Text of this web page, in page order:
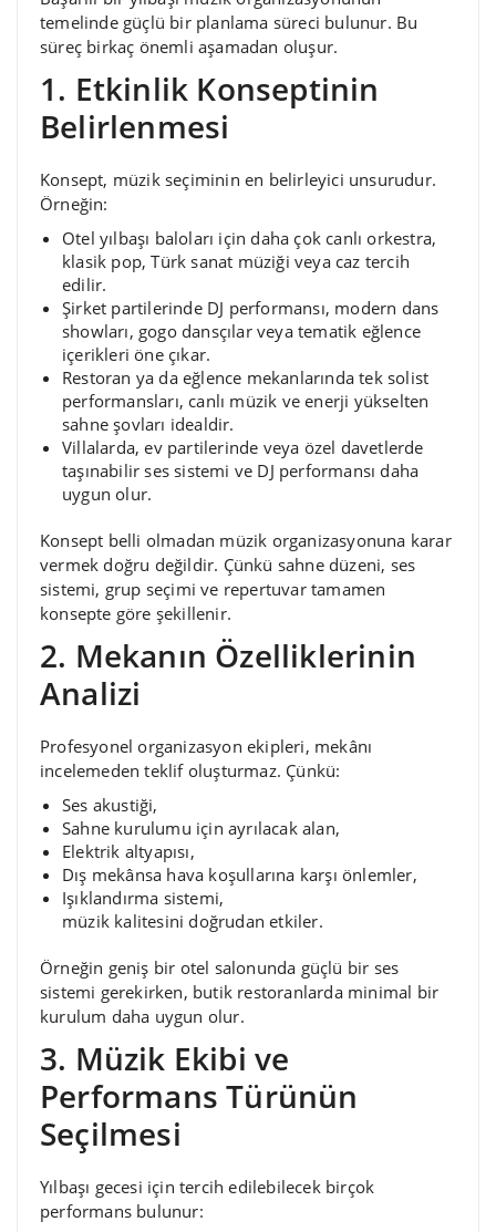
temelinde güçlü bir planlama süreci bulunur. Bu
süreç birkaç önemli aşamadan oluşur.
1. Etkinlik Konseptinin
Belirlenmesi
Konsept, müzik seçiminin en belirleyici unsurudur.
Örneğin:
Otel yılbaşı baloları için daha çok canlı orkestra,
klasik pop, Türk sanat müziği veya caz tercih
edilir.
Şirket partilerinde DJ performansı, modern dans
showları, gogo dansçılar veya tematik eğlence
içerikleri öne çıkar.
Restoran ya da eğlence mekanlarında tek solist
performansları, canlı müzik ve enerji yükselten
sahne şovları idealdir.
Villalarda, ev partilerinde veya özel davetlerde
taşınabilir ses sistemi ve DJ performansı daha
uygun olur.
Konsept belli olmadan müzik organizasyonuna karar
vermek doğru değildir. Çünkü sahne düzeni, ses
sistemi, grup seçimi ve repertuvar tamamen
konsepte göre şekillenir.
2. Mekanın Özelliklerinin
Analizi
Profesyonel organizasyon ekipleri, mekânı
incelemeden teklif oluşturmaz. Çünkü:
Ses akustiği,
Sahne kurulumu için ayrılacak alan,
Elektrik altyapısı,
Dış mekânsa hava koşullarına karşı önlemler,
Işıklandırma sistemi,
müzik kalitesini doğrudan etkiler.
Örneğin geniş bir otel salonunda güçlü bir ses
sistemi gerekirken, butik restoranlarda minimal bir
kurulum daha uygun olur.
3. Müzik Ekibi ve
Performans Türünün
Seçilmesi
Yılbaşı gecesi için tercih edilebilecek birçok
performans bulunur: